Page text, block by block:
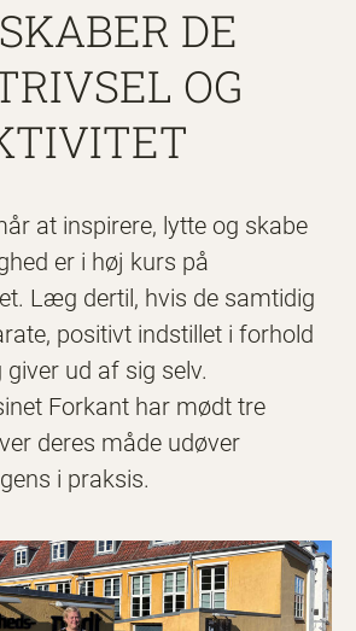
DE
OG
at inspirere, lytte og skabe
er i høj kurs på
Læg dertil, hvis de samtidig
positivt indstillet i forhold
ud af sig selv.
Forkant har mødt tre
deres måde udøver
i praksis.